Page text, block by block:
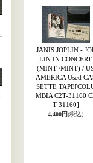
JANIS JOPLIN -
LIN IN CONCERT
(MINT-/MINT) /
AMERICA Used
SETTE TAPE
MBIA C2T-31160
T 31160]
4,400円(税込)